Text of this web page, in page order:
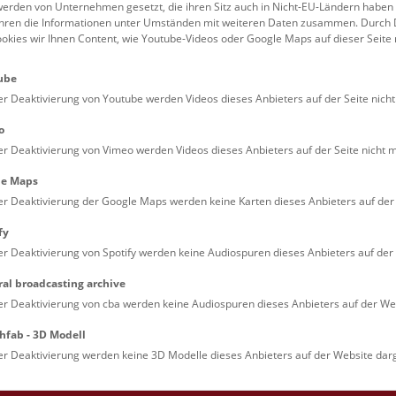
Familien (0)
Kulinarik &
ist das NHM Wien in der Regel geschlossen.
von Unternehmen gesetzt, die ihren Sitz auch in Nicht-EU-Ländern
die Informationen unter Umständen mit weiteren Daten zusammen. Durch
wir Ihnen Content, wie Youtube-Videos oder Google Maps auf dieser Seite
Deaktivierung von Youtube werden Videos dieses Anbieters auf der Seite
Deaktivierung von Vimeo werden Videos dieses Anbieters auf der Seite nicht
Maps
Deaktivierung der Google Maps werden keine Karten dieses Anbieters auf
Deaktivierung von Spotify werden keine Audiospuren dieses Anbieters auf
broadcasting archive
Deaktivierung von cba werden keine Audiospuren dieses Anbieters auf der
- 3D Modell
Deaktivierung werden keine 3D Modelle dieses Anbieters auf der Website